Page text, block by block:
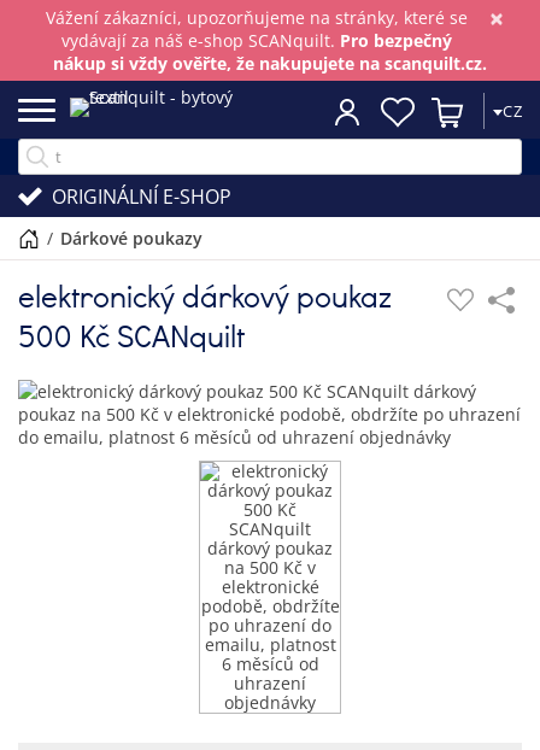
×
Vážení zákazníci, upozorňujeme na stránky, které se
vydávají za náš e-shop SCANquilt. Pro bezpečný
nákup si vždy ověřte, že nakupujete na scanquilt.cz.
CZ
ORIGINÁLNÍ E-SHOP
/ dárkové poukazy
elektronický dárkový poukaz
500 Kč SCANquilt